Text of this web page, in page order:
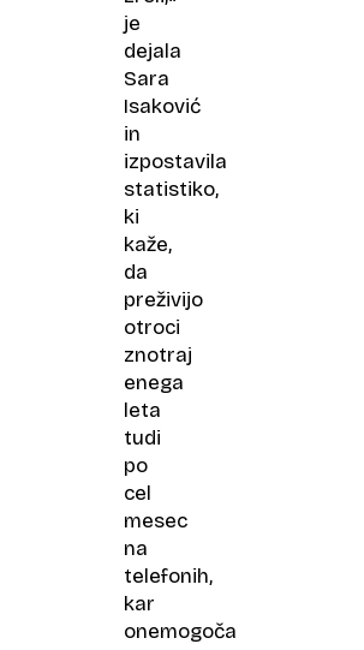
je
dejala
Sara
Isaković
in
izpostavila
statistiko,
ki
kaže,
da
preživijo
otroci
znotraj
enega
leta
tudi
po
cel
mesec
na
telefonih,
kar
onemogoča